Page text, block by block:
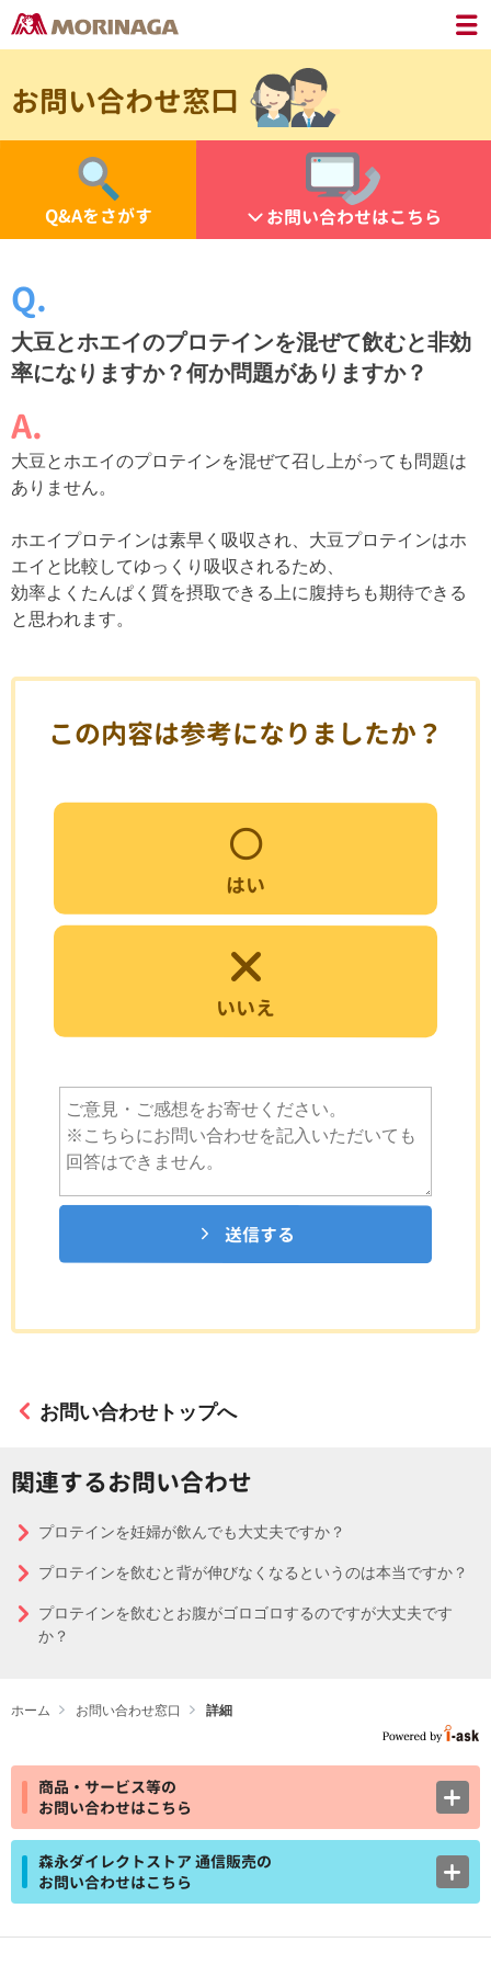
お問い合わせ窓口
Q&Aをさがす お問い合わせはこちら
大豆とホエイのプロテインを混ぜて飲むと非効
率になりますか？何か問題がありますか？
大豆とホエイのプロテインを混ぜて召し上がっても問題は
ありません。
ホエイプロテインは素早く吸収され、大豆プロテインはホ
エイと比較してゆっくり吸収されるため、
効率よくたんぱく質を摂取できる上に腹持ちも期待できる
と思われます。
この内容は参考になりましたか？
はい
いいえ
送信する
お問い合わせトップへ
関連するお問い合わせ
プロテインを妊婦が飲んでも大丈夫ですか？
プロテインを飲むと背が伸びなくなるというのは本当ですか？
プロテインを飲むとお腹がゴロゴロするのですが大丈夫です
か？
ホーム お問い合わせ窓口 詳細
商品・サービス等の
お問い合わせはこちら
森永ダイレクトストア 通信販売の
お問い合わせはこちら